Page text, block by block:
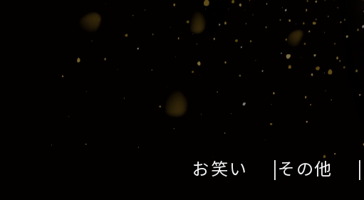
お笑い その他